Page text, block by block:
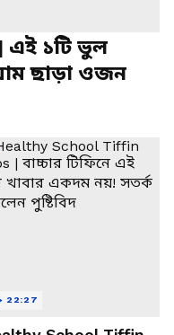
এই ১টি ভুল
ছাড়া ওজন
22:27